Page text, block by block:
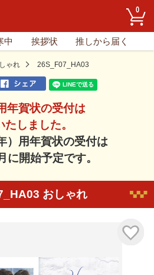
0
中 挨拶状 推しから届く
ゃれ 26S_F07_HA03
年賀状の受付は
たしました。
）用年賀状の受付は
に開始予定です。
おしゃれ